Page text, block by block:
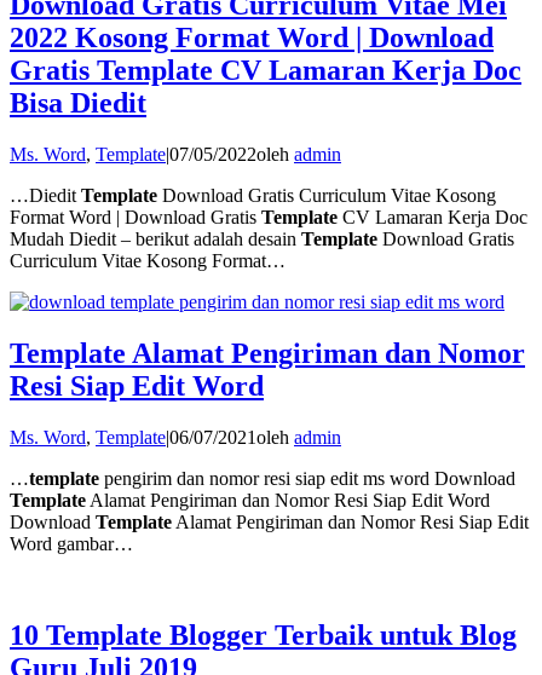
2022 Kosong Format Word | Download
Gratis Template CV Lamaran Kerja Doc
Bisa Diedit
Ms. Word, Template|07/05/2022oleh admin
…Diedit Template Download Gratis Curriculum Vitae Kosong
Format Word | Download Gratis Template CV Lamaran Kerja Doc
Mudah Diedit – berikut adalah desain Template Download Gratis
Curriculum Vitae Kosong Format…
Template Alamat Pengiriman dan Nomor
Resi Siap Edit Word
Ms. Word, Template|06/07/2021oleh admin
…template pengirim dan nomor resi siap edit ms word Download
Template Alamat Pengiriman dan Nomor Resi Siap Edit Word
Download Template Alamat Pengiriman dan Nomor Resi Siap Edit
Word gambar…
10 Template Blogger Terbaik untuk Blog
Guru Juli 2019